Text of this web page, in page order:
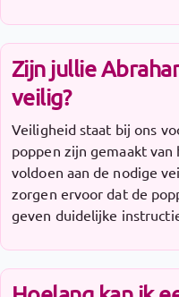
Zijn jullie
veilig?
Veiligheid staat bij ons
poppen zijn gemaakt
voldoen aan de nodige
zorgen ervoor dat de
geven duidelijke